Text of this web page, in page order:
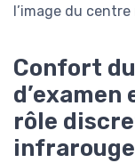
l’image du
Confort
rôle
infrarouge